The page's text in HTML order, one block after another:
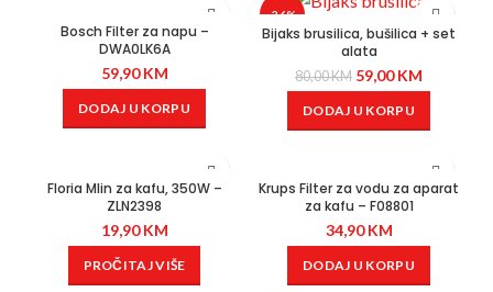
Bosch Filter za napu –
DWA0LK6A
59,90KM
DODAJ U KORPU
-26%
Bijaks brusilica, bušilica + set
alata
80,00KM 59,00KM
DODAJ U KORPU
Floria Mlin za kafu, 350W –
ZLN2398
19,90KM
PROČITAJ VIŠE
Krups Filter za vodu za aparat
za kafu – F08801
34,90KM
DODAJ U KORPU